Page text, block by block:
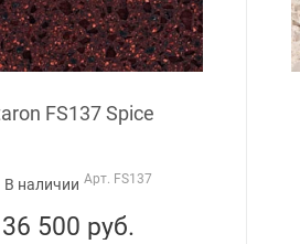
FS137 Spice
В наличии Арт. FS137
36 500 руб.